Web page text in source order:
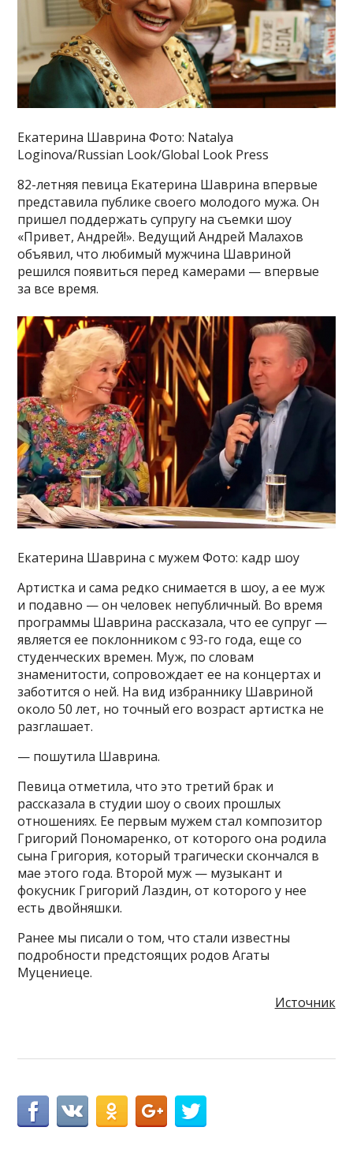
Екатерина Шаврина Фото: Natalya
Loginova/Russian Look/Global Look Press
82-летняя певица Екатерина Шаврина впервые
представила публике своего молодого мужа. Он
пришел поддержать супругу на съемки шоу
«Привет, Андрей!». Ведущий Андрей Малахов
объявил, что любимый мужчина Шавриной
решился появиться перед камерами — впервые
за все время.
Екатерина Шаврина с мужем Фото: кадр шоу
Артистка и сама редко снимается в шоу, а ее муж
и подавно — он человек непубличный. Во время
программы Шаврина рассказала, что ее супруг —
является ее поклонником с 93-го года, еще со
студенческих времен. Муж, по словам
знаменитости, сопровождает ее на концертах и
заботится о ней. На вид избраннику Шавриной
около 50 лет, но точный его возраст артистка не
разглашает.
— пошутила Шаврина.
Певица отметила, что это третий брак и
рассказала в студии шоу о своих прошлых
отношениях. Ее первым мужем стал композитор
Григорий Пономаренко, от которого она родила
сына Григория, который трагически скончался в
мае этого года. Второй муж — музыкант и
фокусник Григорий Лаздин, от которого у нее
есть двойняшки.
Ранее мы писали о том, что стали известны
подробности предстоящих родов Агаты
Муцениеце.
Источник